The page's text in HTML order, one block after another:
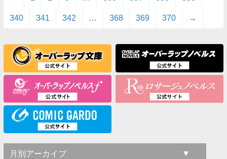
340 341 342 … 368 369 370 →